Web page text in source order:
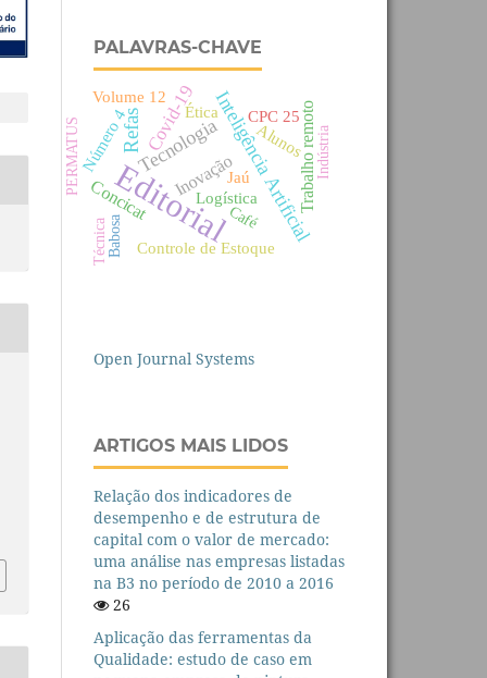
PALAVRAS-CHAVE
Editorial
Refas Inteligência Artificial
Tecnologia
Covid-19
Inovação
Concicat Trabalho remoto
CPC 25
Jaú
Alunos
Controle de Estoque
Volume 12
Número 4 Ética
Logística
Indústria
PERMATUS
Babosa Café
Técnica
Open Journal Systems
ARTIGOS MAIS LIDOS
Relação dos indicadores de
desempenho e de estrutura de
capital com o valor de mercado:
uma análise nas empresas listadas
na B3 no período de 2010 a 2016
26
Aplicação das ferramentas da
Qualidade: estudo de caso em